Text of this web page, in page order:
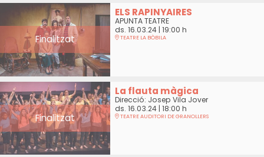
Finalitzat
ELS RAPINYAIRES
APUNTA TEATRE
ds. 16.03.24| 19:00 h
TEATRE LA BÒBILA
Finalitzat
La flauta màgica
Direcció: Josep Vila Jover
ds. 16.03.24| 18:00 h
TEATRE AUDITORI DE GRANOLLERS